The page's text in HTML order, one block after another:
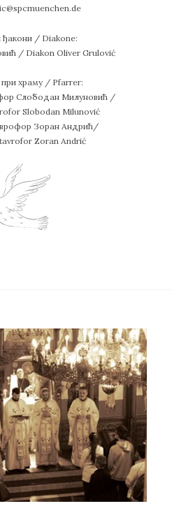
ђакони / Diakone:
/ Diakon Oliver Grulović
храму / Pfarrer:
Слободан Милуновић /
Slobodan Milunović
Зоран Андрић/
Zoran Andrić